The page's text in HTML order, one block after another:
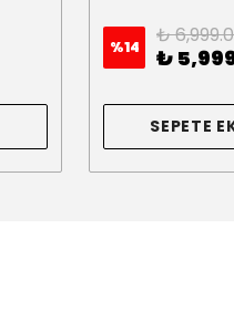
%14 ₺
₺
SEPETE